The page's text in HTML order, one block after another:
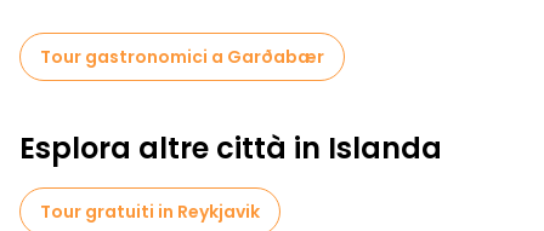
Tour gastronomici a Garðabær
Esplora altre città in Islanda
Tour gratuiti in Reykjavik